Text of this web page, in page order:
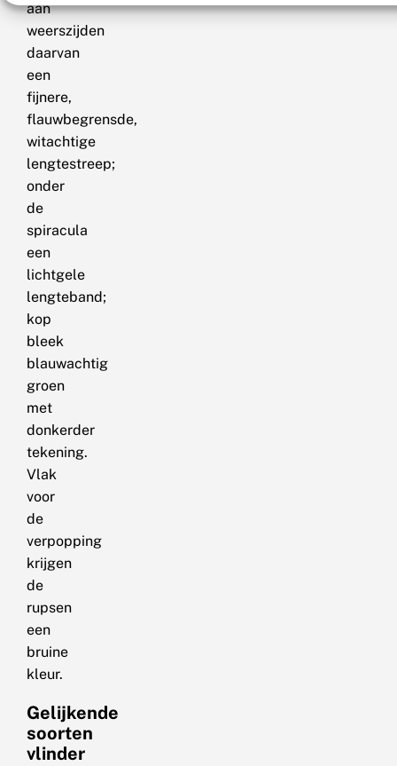
aan
weerszijden
daarvan
een
fijnere,
flauwbegrensde,
witachtige
lengtestreep;
onder
de
spiracula
een
lichtgele
lengteband;
kop
bleek
blauwachtig
groen
met
donkerder
tekening.
Vlak
voor
de
verpopping
krijgen
de
rupsen
een
bruine
kleur.
Gelijkende
soorten
vlinder